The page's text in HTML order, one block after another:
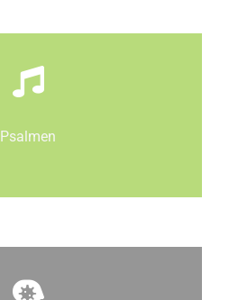
Psalmen